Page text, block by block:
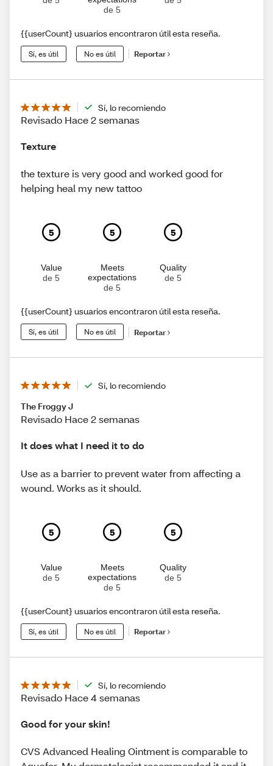
de 5
{{userCount} usuarios encontraron útil esta reseña.
Sí, es útil No es útil Reportar
Sí, lo recomiendo
Revisado Hace 2 semanas
Texture
the texture is very good and worked good for
helping heal my new tattoo
5
Value
de 5
5
Meets
expectations
de 5
5
Quality
de 5
{{userCount} usuarios encontraron útil esta reseña.
Sí, es útil No es útil Reportar
Sí, lo recomiendo
The Froggy J
Revisado Hace 2 semanas
It does what I need it to do
Use as a barrier to prevent water from affecting a
wound. Works as it should.
5
Value
de 5
5
Meets
expectations
de 5
5
Quality
de 5
{{userCount} usuarios encontraron útil esta reseña.
Sí, es útil No es útil Reportar
Sí, lo recomiendo
Revisado Hace 4 semanas
Good for your skin!
CVS Advanced Healing Ointment is comparable to